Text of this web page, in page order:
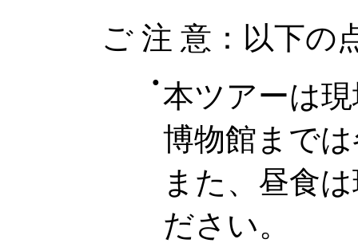
ご 注 意：以下の
● 本ツアーは
博物館まで
また、昼食
ださい。